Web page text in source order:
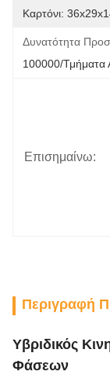
Καρτόνι:
Δυνατότητα
100000/
Επισημαίνω:
Περιγραφή
Υβριδικός
Φάσεων